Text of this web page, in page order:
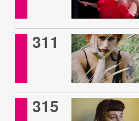
311
315